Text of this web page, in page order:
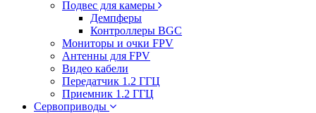
Подвес для камеры
Демпферы
Контроллеры BGC
Мониторы и очки FPV
Антенны для FPV
Видео кабели
Передатчик 1.2 ГГЦ
Приемник 1.2 ГГЦ
Сервоприводы